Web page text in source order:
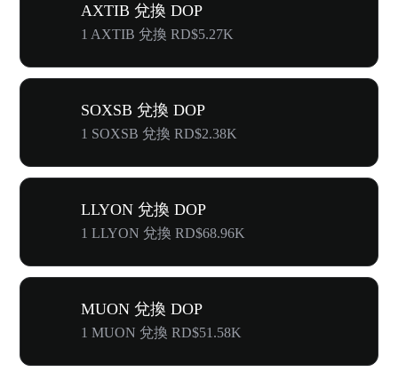
AXTIB 兌換 DOP
1 AXTIB 兌換 RD$5.27K
SOXSB 兌換 DOP
1 SOXSB 兌換 RD$2.38K
LLYON 兌換 DOP
1 LLYON 兌換 RD$68.96K
MUON 兌換 DOP
1 MUON 兌換 RD$51.58K